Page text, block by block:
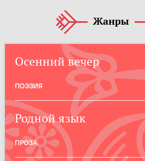
Жанры
Осенний вечер
ПОЭЗИЯ
Родной язык
ПРОЗА